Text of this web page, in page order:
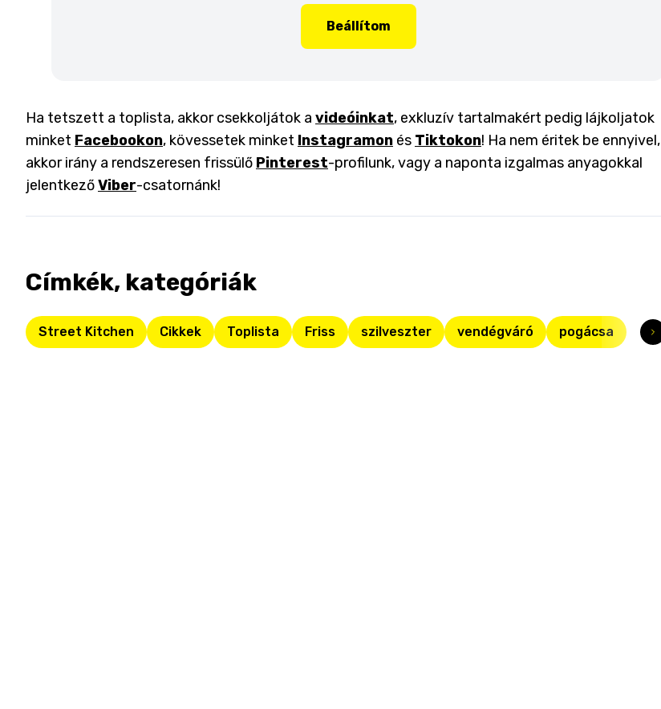
Beállítom
Ha tetszett a toplista, akkor csekkoljátok a videóinkat, exkluzív tartalmakért pedig lájkoljatok
minket Facebookon, kövessetek minket Instagramon és Tiktokon! Ha nem éritek be ennyivel,
akkor irány a rendszeresen frissülő Pinterest-profilunk, vagy a naponta izgalmas anyagokkal
jelentkezőViber-csatornánk!
Címkék, kategóriák
Street Kitchen Cikkek Toplista Friss szilveszter vendégváró pogácsa